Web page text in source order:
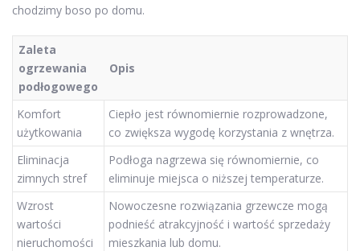
chodzimy boso po domu.
Zaleta
ogrzewania
podłogowego
Opis
Komfort
użytkowania
Ciepło jest równomiernie rozprowadzone,
co zwiększa wygodę korzystania z wnętrza.
Eliminacja
zimnych stref
Podłoga nagrzewa się równomiernie, co
eliminuje miejsca o niższej temperaturze.
Wzrost
wartości
nieruchomości
Nowoczesne rozwiązania grzewcze mogą
podnieść atrakcyjność i wartość sprzedaży
mieszkania lub domu.